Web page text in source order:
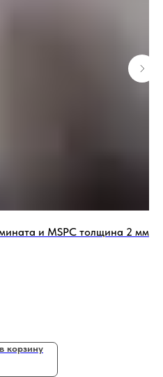
и MSPC толщина 2 мм
корзину